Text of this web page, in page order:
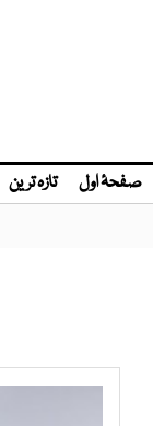
صفحۂ اول تازہ ترین